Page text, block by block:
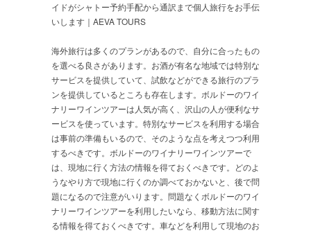
イドがシャトー予約手配から通訳まで個人旅行をお手伝
いします｜AEVA TOURS
海外旅行は多くのプランがあるので、自分に合ったもの
を選べる良さがあります。お酒が有名な地域では特別な
サービスを提供していて、試飲などができる旅行のプラ
ンを提供しているところも存在します。ボルドーのワイ
ナリーワインツアーは人気が高く、沢山の人が便利なサ
ービスを使っています。特別なサービスを利用する場合
は事前の準備もいるので、そのような点を考えつつ利用
するべきです。ボルドーのワイナリーワインツアーで
は、現地に行く方法の情報を得ておくべきです。どのよ
うなやり方で現地に行くのか調べておかないと、後で問
題になるので注意がいります。問題なくボルドーのワイ
ナリーワインツアーを利用したいなら、移動方法に関す
る情報を得ておくべきです。車などを利用して現地のお